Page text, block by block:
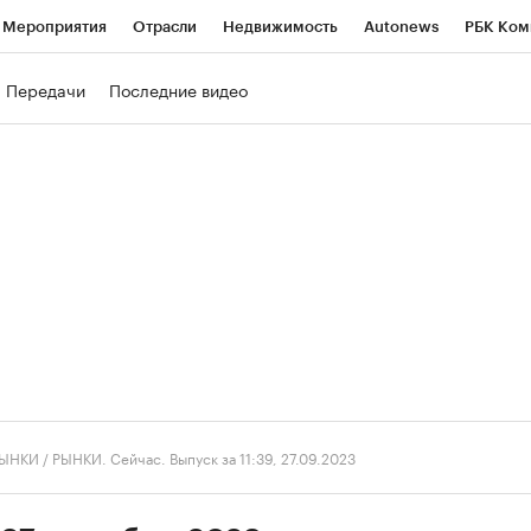
Мероприятия Отрасли Недвижимость Autonews РБК
Передачи Последние видео
/ РЫНКИ. Сейчас. Выпуск за 11:39, 27.09.2023